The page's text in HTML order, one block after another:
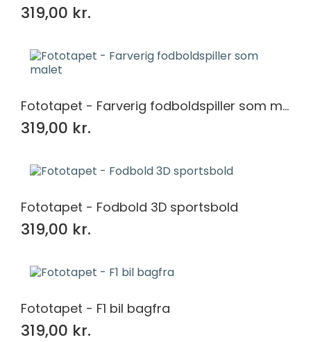
319,00 kr.
Fototapet - Farverig fodboldspiller som malet
319,00 kr.
Fototapet - Fodbold 3D sportsbold
319,00 kr.
Fototapet - F1 bil bagfra
319,00 kr.